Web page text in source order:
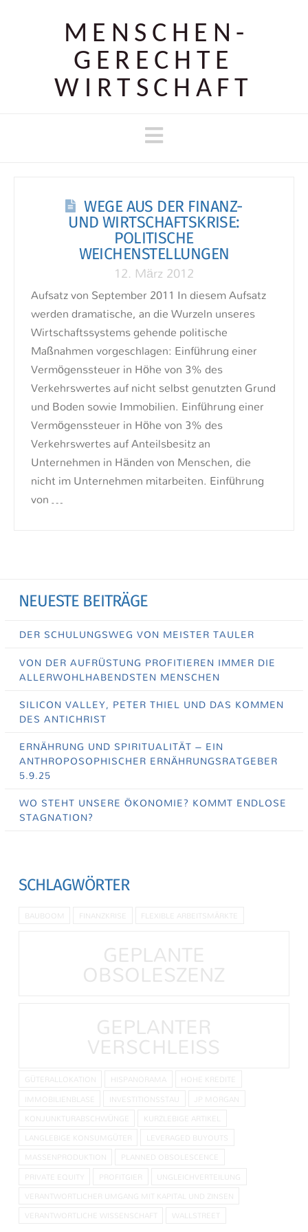
MENSCHEN­
GERECHTE
WIRTSCHAFT
Navigation
WEGE AUS DER FINANZ-
UND WIRTSCHAFTSKRISE:
POLITISCHE
WEICHENSTELLUNGEN
12. März 2012
Aufsatz von September 2011 In diesem Aufsatz
werden dramatische, an die Wurzeln unseres
Wirtschaftssystems gehende politische
Maßnahmen vorgeschlagen: Einführung einer
Vermögenssteuer in Höhe von 3% des
Verkehrswertes auf nicht selbst genutzten Grund
und Boden sowie Immobilien. Einführung einer
Vermögenssteuer in Höhe von 3% des
Verkehrswertes auf Anteilsbesitz an
Unternehmen in Händen von Menschen, die
nicht im Unternehmen mitarbeiten. Einführung
von …
NEUESTE BEITRÄGE
DER SCHULUNGSWEG VON MEISTER TAULER
VON DER AUFRÜSTUNG PROFITIEREN IMMER DIE
ALLERWOHLHABENDSTEN MENSCHEN
SILICON VALLEY, PETER THIEL UND DAS KOMMEN
DES ANTICHRIST
ERNÄHRUNG UND SPIRITUALITÄT – EIN
ANTHROPOSOPHISCHER ERNÄHRUNGSRATGEBER
5.9.25
WO STEHT UNSERE ÖKONOMIE? KOMMT ENDLOSE
STAGNATION?
SCHLAGWÖRTER
BAUBOOM FINANZKRISE FLEXIBLE ARBEITSMÄRKTE
GEPLANTE
OBSOLESZENZ
GEPLANTER
VERSCHLEISS
GÜTERALLOKATION HISPANORAMA
HOHE KREDITE
IMMOBILIENBLASE
INVESTITIONSSTAU
JP MORGAN
KONJUNKTURABSCHWÜNGE
KURZLEBIGE ARTIKEL
LANGLEBIGE KONSUMGÜTER
LEVERAGED BUYOUTS
MASSENPRODUKTION
PLANNED OBSOLESCENCE
PRIVATE EQUITY
PROFITGIER
UNGLEICHVERTEILUNG
VERANTWORTLICHER UMGANG MIT KAPITAL UND ZINSEN
VERANTWORTLICHE WISSENSCHAFT
WALLSTREET